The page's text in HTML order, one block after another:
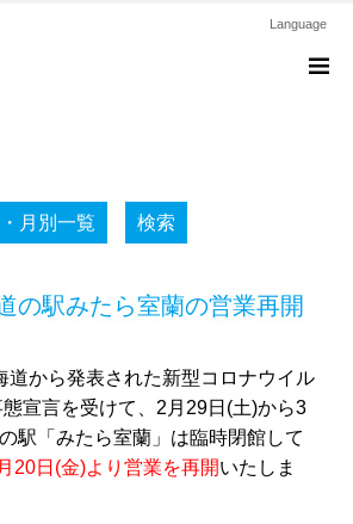
Language
月別一覧 検索
の駅みたら室蘭の営業再開
道から発表された新型コロナウイル
宣言を受けて、2月29日(土)から3
駅「みたら室蘭」は臨時閉館して
20日(金)より営業を再開いたしま